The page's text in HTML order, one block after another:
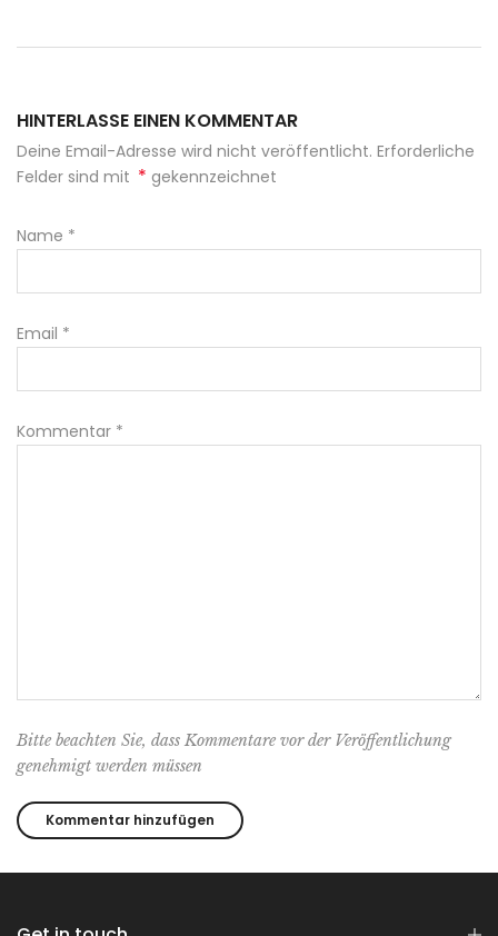
HINTERLASSE EINEN KOMMENTAR
Deine Email-Adresse wird nicht veröffentlicht. Erforderliche
Felder sind mit * gekennzeichnet
Name *
Email *
Kommentar *
Bitte beachten Sie, dass Kommentare vor der Veröffentlichung
genehmigt werden müssen